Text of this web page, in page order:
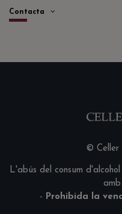
Contacta
© Celler
L'abús del consum
amb
- Prohibida la